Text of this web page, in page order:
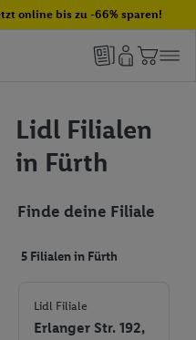
online bis zu -66% sparen!
Lidl Filialen
in Fürth
Finde deine Filiale
5 Filialen in Fürth
Lidl Filiale
Erlanger Str. 192,